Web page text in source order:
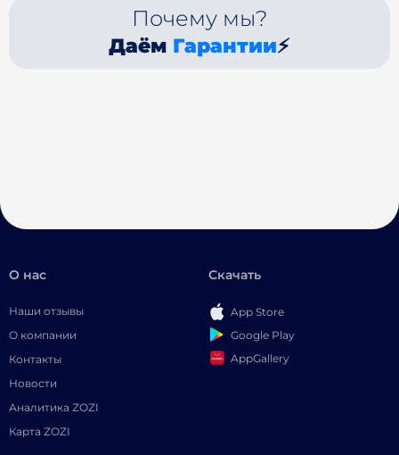
Почему мы?
Даём Гарантии⚡
О нас
Наши отзывы
О компании
Контакты
Новости
Аналитика ZOZI
Карта ZOZI
Скачать
App Store
Google Play
AppGallery